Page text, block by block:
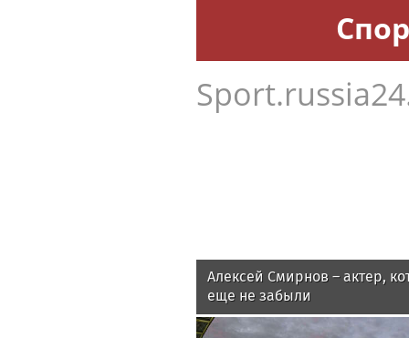
Алексей Смирнов – актер,
еще не забыли